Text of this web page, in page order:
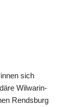
sich
Wilwarin-
Rendsburg